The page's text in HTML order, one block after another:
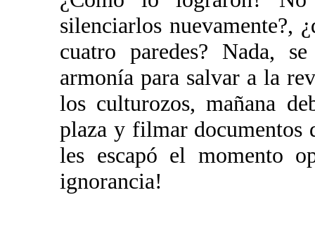
silenciarlos nuevamente?,
cuatro paredes? Nada,
armonía para salvar a la
los culturozos, mañana
plaza y filmar documentos
les escapó el momento
ignorancia!